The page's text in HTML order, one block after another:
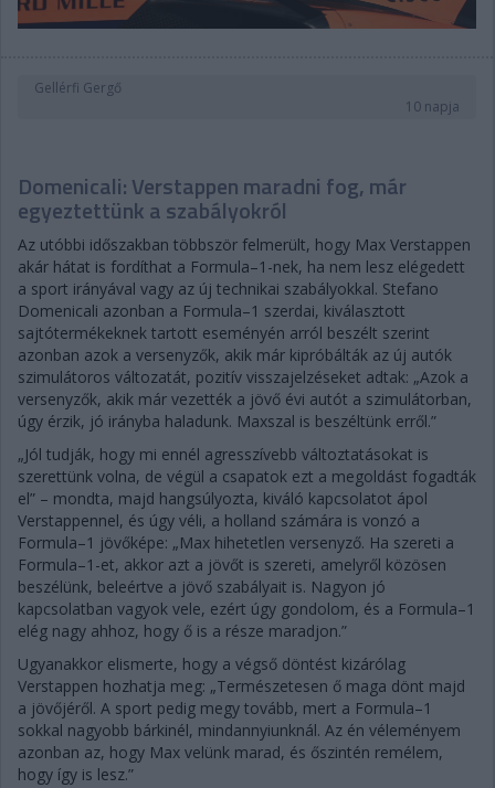
Gellérfi Gergő
10 napja
Domenicali: Verstappen maradni fog, már
egyeztettünk a szabályokról
Az utóbbi időszakban többször felmerült, hogy Max Verstappen
akár hátat is fordíthat a Formula–1-nek, ha nem lesz elégedett
a sport irányával vagy az új technikai szabályokkal. Stefano
Domenicali azonban a Formula–1 szerdai, kiválasztott
sajtótermékeknek tartott eseményén arról beszélt szerint
azonban azok a versenyzők, akik már kipróbálták az új autók
szimulátoros változatát, pozitív visszajelzéseket adtak: „Azok a
versenyzők, akik már vezették a jövő évi autót a szimulátorban,
úgy érzik, jó irányba haladunk. Maxszal is beszéltünk erről.”
„Jól tudják, hogy mi ennél agresszívebb változtatásokat is
szerettünk volna, de végül a csapatok ezt a megoldást fogadták
el” – mondta, majd hangsúlyozta, kiváló kapcsolatot ápol
Verstappennel, és úgy véli, a holland számára is vonzó a
Formula–1 jövőképe: „Max hihetetlen versenyző. Ha szereti a
Formula–1-et, akkor azt a jövőt is szereti, amelyről közösen
beszélünk, beleértve a jövő szabályait is. Nagyon jó
kapcsolatban vagyok vele, ezért úgy gondolom, és a Formula–1
elég nagy ahhoz, hogy ő is a része maradjon.”
Ugyanakkor elismerte, hogy a végső döntést kizárólag
Verstappen hozhatja meg: „Természetesen ő maga dönt majd
a jövőjéről. A sport pedig megy tovább, mert a Formula–1
sokkal nagyobb bárkinél, mindannyiunknál. Az én véleményem
azonban az, hogy Max velünk marad, és őszintén remélem,
hogy így is lesz.”